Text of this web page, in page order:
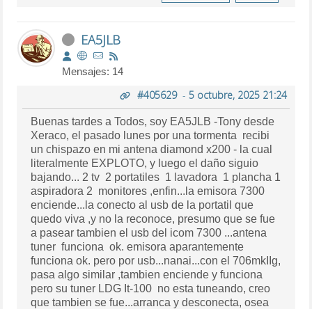
EA5JLB
Mensajes: 14
#405629- 5 octubre, 2025 21:24
Buenas tardes a Todos, soy EA5JLB -Tony desde
Xeraco, el pasado lunes por una tormenta recibi
un chispazo en mi antena diamond x200 - la cual
literalmente EXPLOTO, y luego el daño siguio
bajando... 2 tv 2 portatiles 1 lavadora 1 plancha 1
aspiradora 2 monitores ,enfin...la emisora 7300
enciende...la conecto al usb de la portatil que
quedo viva ,y no la reconoce, presumo que se fue
a pasear tambien el usb del icom 7300 ...antena
tuner funciona ok. emisora aparantemente
funciona ok. pero por usb...nanai...con el 706mkIIg,
pasa algo similar ,tambien enciende y funciona
pero su tuner LDG It-100 no esta tuneando, creo
que tambien se fue...arranca y desconecta, osea